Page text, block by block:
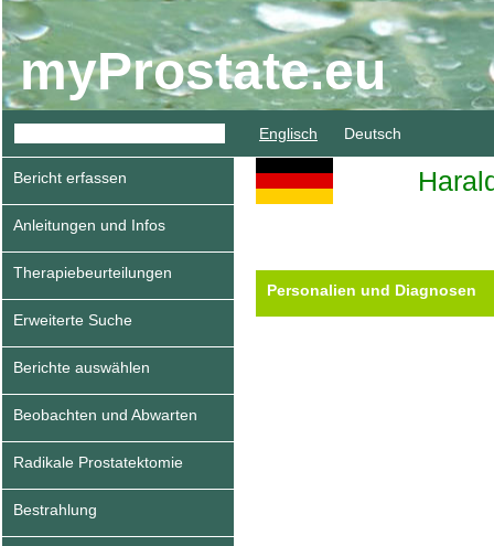
myProstate.eu
Englisch Deutsch
Bericht erfassen
Anleitungen und Infos
Therapiebeurteilungen
Erweiterte Suche
Berichte auswählen
Beobachten und Abwarten
Radikale Prostatektomie
Bestrahlung
Personalien und Diagnosen